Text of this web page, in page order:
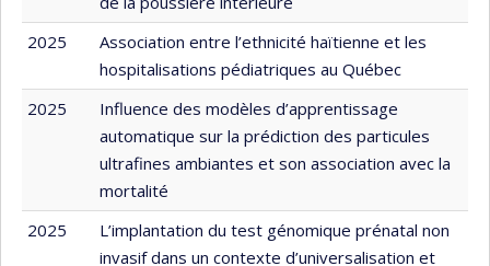
2025
Association entre l’ethnicité haïtienne et les
hospitalisations pédiatriques au Québec
2025
Influence des modèles d’apprentissage
automatique sur la prédiction des particules
ultrafines ambiantes et son association avec la
mortalité
2025
L’implantation du test génomique prénatal non
invasif dans un contexte d’universalisation et